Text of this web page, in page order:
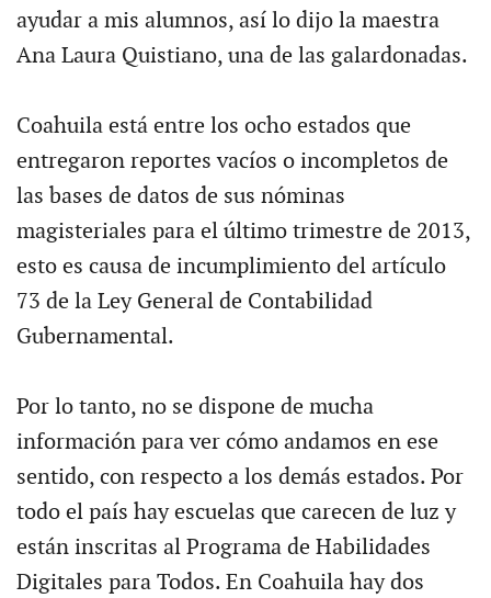
ayudar a mis alumnos, así lo dijo la maestra
Ana Laura Quistiano, una de las galardonadas.
Coahuila está entre los ocho estados que
entregaron reportes vacíos o incompletos de
las bases de datos de sus nóminas
magisteriales para el último trimestre de 2013,
esto es causa de incumplimiento del artículo
73 de la Ley General de Contabilidad
Gubernamental.
Por lo tanto, no se dispone de mucha
información para ver cómo andamos en ese
sentido, con respecto a los demás estados. Por
todo el país hay escuelas que carecen de luz y
están inscritas al Programa de Habilidades
Digitales para Todos. En Coahuila hay dos